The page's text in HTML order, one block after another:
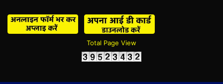
Total Page View